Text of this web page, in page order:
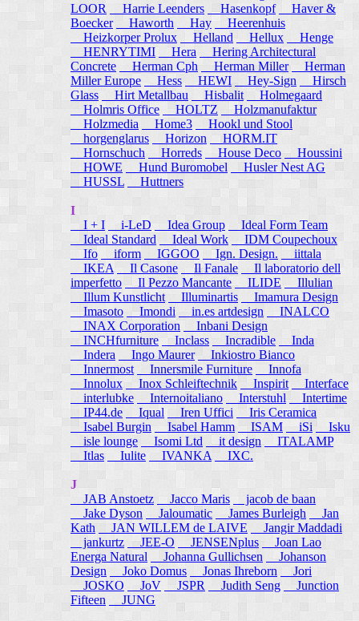
LOOR
Harrie Leenders Hasenkopf
Haver &
Boecker
Haworth Hay
Heerenhuis
Heizkorper Prolux
Helland Hellux
Henge
HENRYTIMI
Hera
Hering Architectural
Concrete
Herman Cph Herman Miller
Herman
Miller Europe
Hess HEWI Hey-Sign
Hirsch
Glass
Hirt Metallbau Hisbalit
Holmegaard
Holmris Office
HOLTZ
Holzmanufaktur
Holzmedia
Home3
Hookl und Stool
horgenglarus
Horizon
HORM.IT
Hornschuch
Horreds House Deco
Houssini
HOWE
Hund Buromobel
Husler Nest AG
HUSSL
Huttners
I
I + I
i-LeD Idea Group
Ideal Form Team
Ideal Standard
Ideal Work
IDM Coupechoux
Ifo
iform IGGOO Ign. Design.
iittala
IKEA
Il Casone Il Fanale
Il laboratorio dell
imperfetto
Il Pezzo Mancante ILIDE
Illulian
Illum Kunstlicht
Illuminartis
Imamura Design
Imasoto
Imondi in.es artdesign
INALCO
INAX Corporation
Inbani Design
INCHfurniture
Inclass Incradible
Inda
Indera
Ingo Maurer
Inkiostro Bianco
Innermost
Innersmile Furniture
Innofa
Innolux
Inox Schleiftechnik Inspirit
Interface
interlubke
Internoitaliano Interstuhl
Intertime
IP44.de
Iqual Iren Uffici
Iris Ceramica
Isabel Burgin
Isabel Hamm ISAM iSi Isku
isle lounge
Isomi Ltd it design
ITALAMP
Itlas
Iulite IVANKA IXC.
J
JAB Anstoetz
Jacco Maris
jacob de baan
Jake Dyson
Jaloumatic James Burleigh
Jan
Kath
JAN WILLEM de LAIVE
Jangir Maddadi
jankurtz JEE-O JENSENplus
Joan Lao
Energa Natural
Johanna Gullichsen
Johanson
Design
Joko Domus Jonas Ihreborn
Jori
JOSKO
JoV JSPR Judith Seng
Junction
Fifteen
JUNG